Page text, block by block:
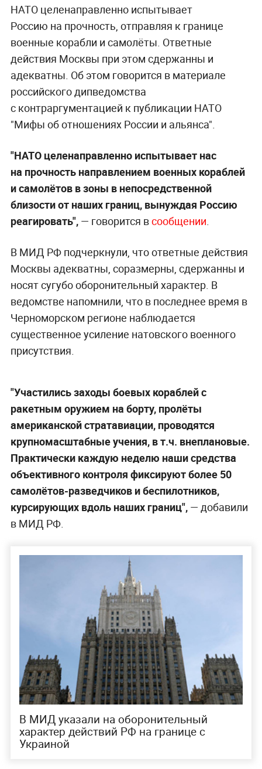
НАТО целенаправленно испытывает
Россию на прочность, отправляя к границе
военные корабли и самолёты. Ответные
действия Москвы при этом сдержанны и
адекватны. Об этом говорится в материале
российского дипведомства
с контраргументацией к публикации НАТО
"Мифы об отношениях России и альянса".
"НАТО целенаправленно испытывает нас
на прочность направлением военных кораблей
и самолётов в зоны в непосредственной
близости от наших границ, вынуждая Россию
реагировать", — говорится всообщении.
В МИД РФ подчеркнули, что ответные действия
Москвы адекватны, соразмерны, сдержанны и
носят сугубо оборонительный характер. В
ведомстве напомнили, что в последнее время в
Черноморском регионе наблюдается
существенное усиление натовского военного
присутствия.
"Участились заходы боевых кораблей с
ракетным оружием на борту, пролёты
американской стратавиации, проводятся
крупномасштабные учения, в т.ч. внеплановые.
Практически каждую неделю наши средства
объективного контроля фиксируют более 50
самолётов-разведчиков и беспилотников,
курсирующих вдоль наших границ", — добавили
в МИД РФ.
В МИД указали на оборонительный
характер действий РФ на границе с
Украиной